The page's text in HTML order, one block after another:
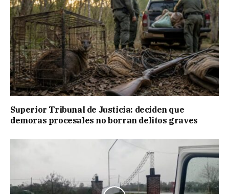
Superior Tribunal de Justicia: deciden que
demoras procesales no borran delitos graves